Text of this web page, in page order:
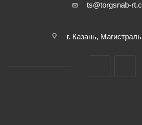
ts@torgsnab-
г. Казань,